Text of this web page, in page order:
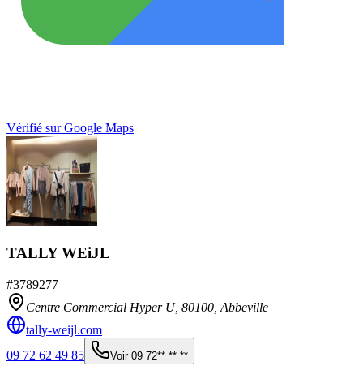
Vérifié sur Google Maps
TALLY WEiJL
#3789277
Centre Commercial Hyper U, 80100 Abbeville
tally-weijl.com
09 72 62 49 85
Voir 09 72** ** **